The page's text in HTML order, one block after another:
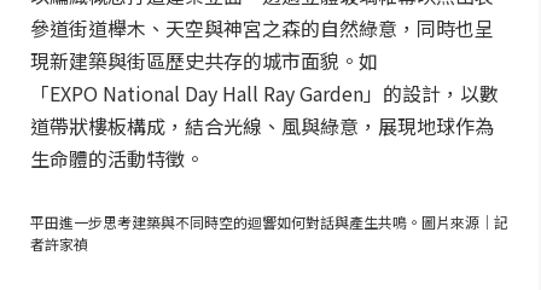
參道街道櫸木、天空與神宮之森的自然綠意，同時也呈
現新建築與街區歷史共存的城市面貌。如
「EXPO National Day Hall Ray Garden」的設計，以數
道帶狀樓板構成，結合光線、風與綠意，展現地球作為
生命體的活動特徵。
平田進一步思考建築與不同時空的迴響如何對話與產生共鳴。圖片來源｜記
者許家禎